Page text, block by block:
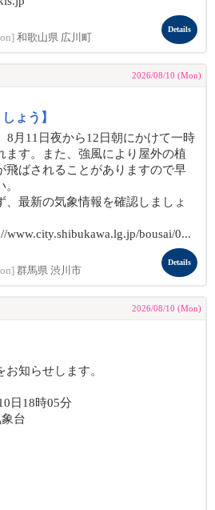
和歌山県 広川町
Details
2026/08/10 (Mon)
ょう】
8月11日夜から12日朝にかけて一時
ます。また、強風により屋外の植
飛ばされることがありますので早
、最新の気象情報を確認しましょ
bousai/0...
群馬県 渋川市
Details
2026/08/10 (Mon)
知らせします。
日18時05分
台